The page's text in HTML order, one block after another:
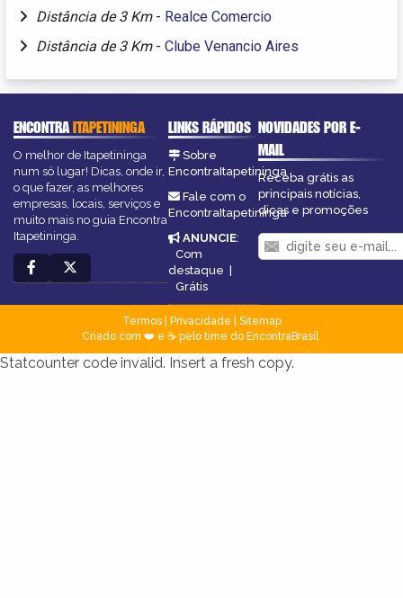
Distância de 3 Km - Realce Comercio
Distância de 3 Km - Clube Venancio Aires
ENCONTRAITAPETININGA
O melhor de Itapetininga
num só lugar! Dicas, onde ir,
o que fazer, as melhores
empresas, locais, serviços e
muito mais no guia Encontra
Itapetininga.
LINKS RÁPIDOS
Sobre
EncontraItapetininga
Fale com o
EncontraItapetininga
ANUNCIE:
Com
destaque |
Grátis
NOVIDADES POR E-
MAIL
Receba grátis as
principais notícias,
dicas e promoções
Termos| Privacidade
Sitemap
Criado com ❤️ e ☕ pelo time do EncontraBrasil
Statcounter code invalid. Insert a fresh copy.